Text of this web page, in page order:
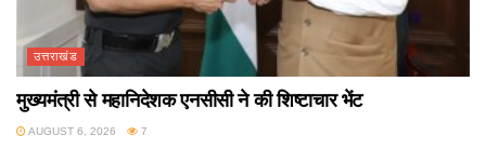
उत्तराखंड
मुख्यमंत्री से महानिदेशक एनसीसी ने की शिष्टाचार भेंट
AUGUST 6, 2026 7